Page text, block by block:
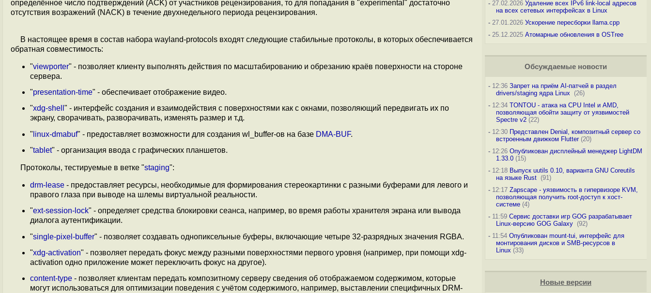
определённое число подтверждений (ACK) от участников рецензирования, то для попадания в "experimental" достаточно
отсутствия возражений (NACK) в течение двухнедельного периода рецензирования.
В настоящее время в состав набора wayland-protocols входят следующие стабильные протоколы, в которых обеспечивается
обратная совместимость:
"viewporter" - позволяет клиенту выполнять действия по масштабированию и обрезанию краёв поверхности на стороне
сервера.
"presentation-time" - обеспечивает отображение видео.
"xdg-shell " - интерфейс создания и взаимодействия с поверхностями как с окнами, позволяющий передвигать их по
экрану, сворачивать, разворачивать, изменять размер и т.д.
" linux-dmabuf" - предоставляет возможности для создания wl_buffer-ов на базе DMA-BUF.
"tablet" - организация ввода с графических планшетов.
Протоколы, тестируемые в ветке "staging":
drm-lease - предоставляет ресурсы, необходимые для формирования стереокартинки с разными буферами для левого и
правого глаза при выводе на шлемы виртуальной реальности.
"ext-session-lock" - определяет средства блокировки сеанса, например, во время работы хранителя экрана или вывода
диалога аутентификации.
"single-pixel-buffer" - позволяет создавать однопиксельные буферы, включающие четыре 32-разрядных значения RGBA.
"xdg-activation" - позволяет передать фокус между разными поверхностями первого уровня (например, при помощи xdg-
activation одно приложение может переключить фокус на другое).
content-type - позволяет клиентам передать композитному серверу сведения об отображаемом содержимом, которые
могут использоваться для оптимизации поведения с учётом содержимого, например, выставлении специфичных DRM-
-27.02.2026 Удаление всех IPv6 link-local адресов
на всех сетевых интерфейсах в Linux
-27.01.2026 Ускорение пересборки llama.cpp
-25.12.2025 Атомарные обновления в OSTree
Обсуждаемые новости
-12:36 Запрет на приём AI-патчей в раздел
drivers/staging ядра Linux
(26)
-12:34 TONTOU - атака на CPU Intel и AMD,
позволяющая обойти защиту от уязвимостей
Spectre v2(22)
-12:30 Представлен Denial, композитный сервер со
встроенным движком Flutter(20)
-12:26 Опубликован дисплейный менеджер LightDM
1.33.0(15)
-12:18 Выпуск uutils 0.10, варианта GNU Coreutils
на языке Rust (91)
-12:17 Zapscape - уязвимость в гипервизоре KVM,
позволяющая получить root-доступ к хост-
системе(4)
-11:59 Сервис доставки игр GOG разрабатывает
Linux-версию GOG Galaxy (92)
-11:54 Опубликован mount-tui, интерфейс для
монтирования дисков и SMB-ресурсов в
Linux (33)
Новые версии